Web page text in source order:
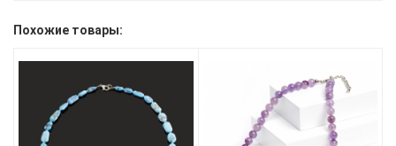
Похожие товары: